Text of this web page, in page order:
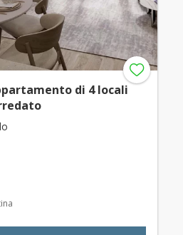
di 4 locali